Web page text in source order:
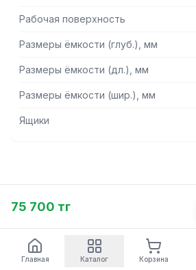
Рабочая поверхность
Размеры ёмкости (глуб.), мм
Размеры ёмкости (дл.), мм
Размеры ёмкости (шир.), мм
Ящики
75 700 тг
Главная Каталог Корзина